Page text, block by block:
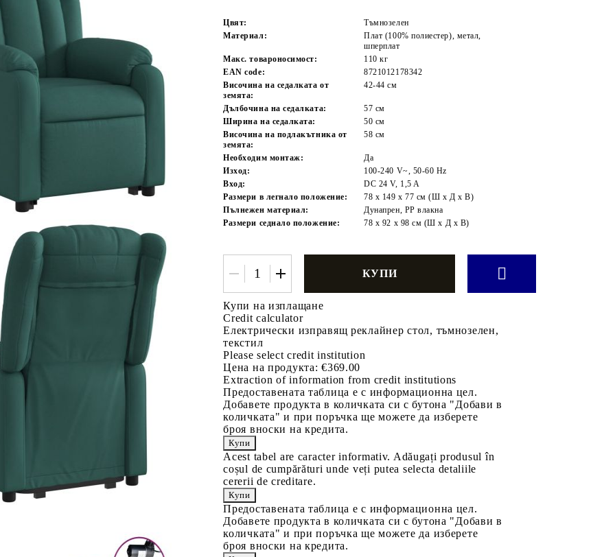
Цвят:
Тъмнозелен
Материал:
Плат (100% полиестер), метал,
шперплат
Макс. товароносимост:
110 кг
EAN code:
8721012178342
Височина на седалката от
земята:
42-44 см
Дълбочина на седалката:
57 см
Ширина на седалката:
50 см
Височина на подлакътника от
земята:
58 см
Необходим монтаж:
Да
Изход:
100-240 V~, 50-60 Hz
Вход:
DC 24 V, 1,5 A
Размери в легнало положение:
78 x 149 x 77 см (Ш x Д x В)
Пълнежен материал:
Дунапрен, PP влакна
Размери седнало положение:
78 x 92 x 98 см (Ш x Д x В)
Купи на изплащане
Credit calculator
Електрически изправящ реклайнер стол, тъмнозелен,
текстил
Please select credit institution
Цена на продукта: €369.00
Extraction of information from credit institutions
Предоставената таблица е с информационна цел.
Добавете продукта в количката си с бутона "Добави в
количката" и при поръчка ще можете да изберете
броя вноски на кредита.
Acest tabel are caracter informativ. Adăugați produsul în
coșul de cumpărături unde veți putea selecta detaliile
cererii de creditare.
Предоставената таблица е с информационна цел.
Добавете продукта в количката си с бутона "Добави в
количката" и при поръчка ще можете да изберете
броя вноски на кредита.